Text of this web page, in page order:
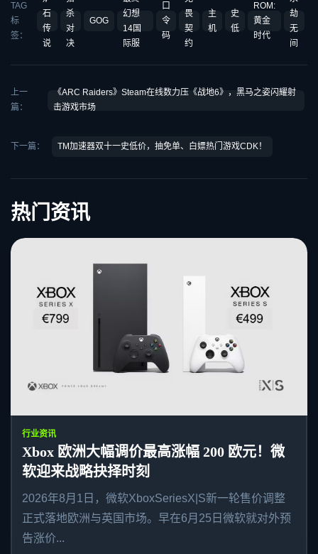
TAG
标
签：
石
传
说
杀
对
决
GOG
幻想
14国
际服
口
令
码
畏
契
约
主
机
史
低
ROM:
黄金
时代
劫
无
间
上一
篇：
《ARC Raiders》Steam在线数力压《战地6》，黑马之姿闪耀射
击游戏市场
下一篇： TM加速器双十一史低价，抽免单、白嫖热门游戏CDK！
热门资讯
行业资讯
Xbox 欧洲大幅调价最高涨幅 200 欧元！微
软迎来战略抉择时刻
2026年8月1日，微软XboxSeriesX|S新一轮售价调整
正式落地欧洲与英国市场。早在6月25日微软就对外预
告涨价...